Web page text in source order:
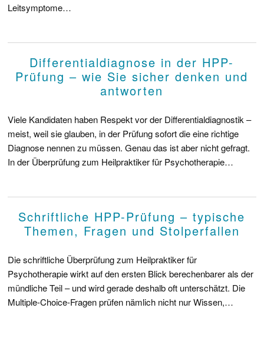
Leitsymptome…
Differentialdiagnose in der HPP-
Prüfung – wie Sie sicher denken und
antworten
Viele Kandidaten haben Respekt vor der Differentialdiagnostik –
meist, weil sie glauben, in der Prüfung sofort die eine richtige
Diagnose nennen zu müssen. Genau das ist aber nicht gefragt.
In der Überprüfung zum Heilpraktiker für Psychotherapie…
Schriftliche HPP-Prüfung – typische
Themen, Fragen und Stolperfallen
Die schriftliche Überprüfung zum Heilpraktiker für
Psychotherapie wirkt auf den ersten Blick berechenbarer als der
mündliche Teil – und wird gerade deshalb oft unterschätzt. Die
Multiple-Choice-Fragen prüfen nämlich nicht nur Wissen,…